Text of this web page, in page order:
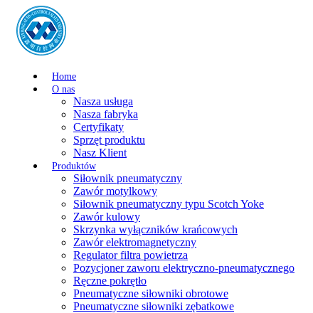
Home
O nas
Nasza usługa
Nasza fabryka
Certyfikaty
Sprzęt produktu
Nasz Klient
Produktów
Siłownik pneumatyczny
Zawór motylkowy
Siłownik pneumatyczny typu Scotch Yoke
Zawór kulowy
Skrzynka wyłączników krańcowych
Zawór elektromagnetyczny
Regulator filtra powietrza
Pozycjoner zaworu elektryczno-pneumatycznego
Ręczne pokrętło
Pneumatyczne siłowniki obrotowe
Pneumatyczne siłowniki zębatkowe